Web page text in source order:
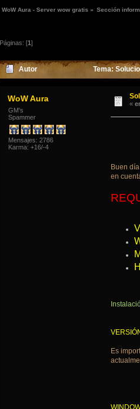
WoW Aura - Server wow gratis » Sección
Páginas: [1]
Autor Tema:
WoW Aura
GM's
Spammer
Mensajes: 2786
Karma: +16/-4
«
Buen
en
Es